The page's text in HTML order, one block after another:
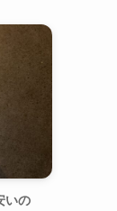
いの